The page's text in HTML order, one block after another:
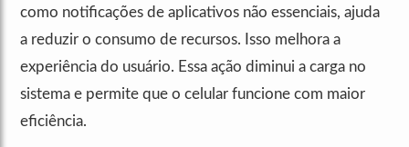
como notificações de aplicativos não essenciais, ajuda
a reduzir o consumo de recursos. Isso melhora a
experiência do usuário. Essa ação diminui a carga no
sistema e permite que o celular funcione com maior
eficiência.